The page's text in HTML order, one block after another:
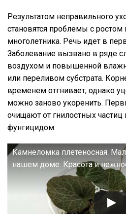
Результатом неправильного
становятся проблемы с ростом
многолетника. Речь идет в
Заболевание вызвано в ряде
воздухом и повышенной
или переливом субстрата.
временем отгнивает, однако
можно заново укоренить.
очищают от гнилостных
фунгицидом.
Камнеломка плетеносная.
нашем доме. Красота и